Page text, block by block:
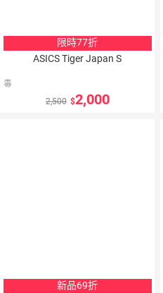
限時77折
ASICS Tiger Japan S
毒
2,500
2,000
新品69折